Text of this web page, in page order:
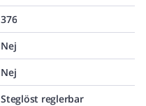
376
Nej
Nej
Steglöst reglerbar